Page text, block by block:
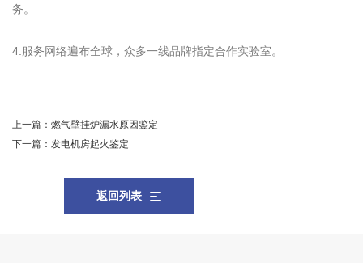
务。
4.服务网络遍布全球，众多一线品牌指定合作实验室。
上一篇： 燃气壁挂炉漏水原因鉴定
下一篇： 发电机房起火鉴定
返回列表